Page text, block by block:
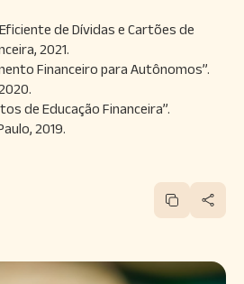
de Dívidas e Cartões de
2021.
Financeiro para Autônomos”.
de Educação Financeira”.
2019.